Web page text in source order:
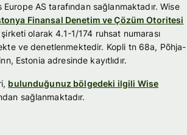
AS tarafından sağlanmaktadır. Wise
Finansal Denetim ve Çözüm Otoritesi
şirketi olarak 4.1-1/174 ruhsat numarası
ve denetlenmektedir. Kopli tn 68a, Põhja-
Estonia adresinde kayıtlıdır.
bulunduğunuz bölgedeki ilgili Wise
sağlanmaktadır.